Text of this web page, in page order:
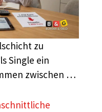
zu
Single ein
zwischen …